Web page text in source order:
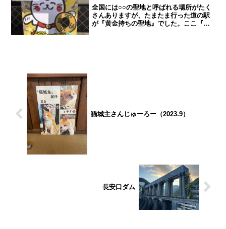
全国には○○の聖地と呼ばれる場所がたく
さんありますが、たまたま行った道の駅
が『黄金持ちの聖地』でした。ここ『道
猫城主さんじゅーろー（2023.9）
長安口ダム